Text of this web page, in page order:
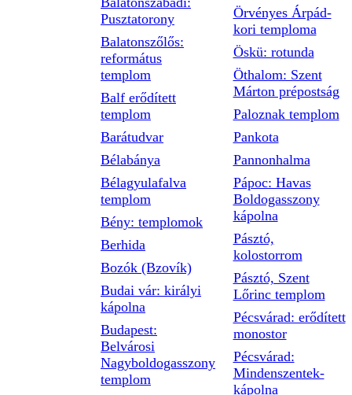
Pusztatorony
Balatonszőlős:
református
templom
Balf erődített
templom
Barátudvar
Bélabánya
Bélagyulafalva
templom
Bény: templomok
Berhida
Bozók (Bzovík)
Budai vár: királyi
kápolna
Budapest:
Belvárosi
Nagyboldogasszony
templom
Örvényes Árpád-
kori temploma
Öskü: rotunda
Öthalom: Szent
Márton prépostság
Paloznak templom
Pankota
Pannonhalma
Pápoc: Havas
Boldogasszony
kápolna
Pásztó,
kolostorrom
Pásztó, Szent
Lőrinc templom
Pécsvárad: erődített
monostor
Pécsvárad:
Mindenszentek-
kápolna